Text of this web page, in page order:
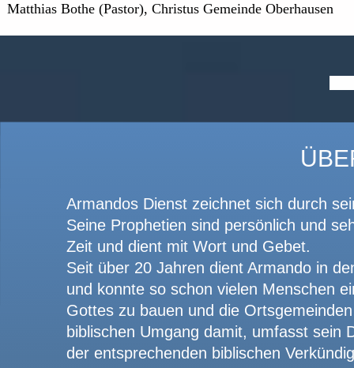
Matthias Bothe (Pastor), Christus Gemeinde Oberhausen
Armandos Dienst zeichnet sich durch
Seine Prophetien sind persönlich und
Zeit und dient mit Wort und Gebet.
Seit über 20 Jahren dient Armando in
und konnte so schon vielen Menschen
Gottes zu bauen und die
biblischen Umgang damit, umfasst sein
der entsprechenden biblischen